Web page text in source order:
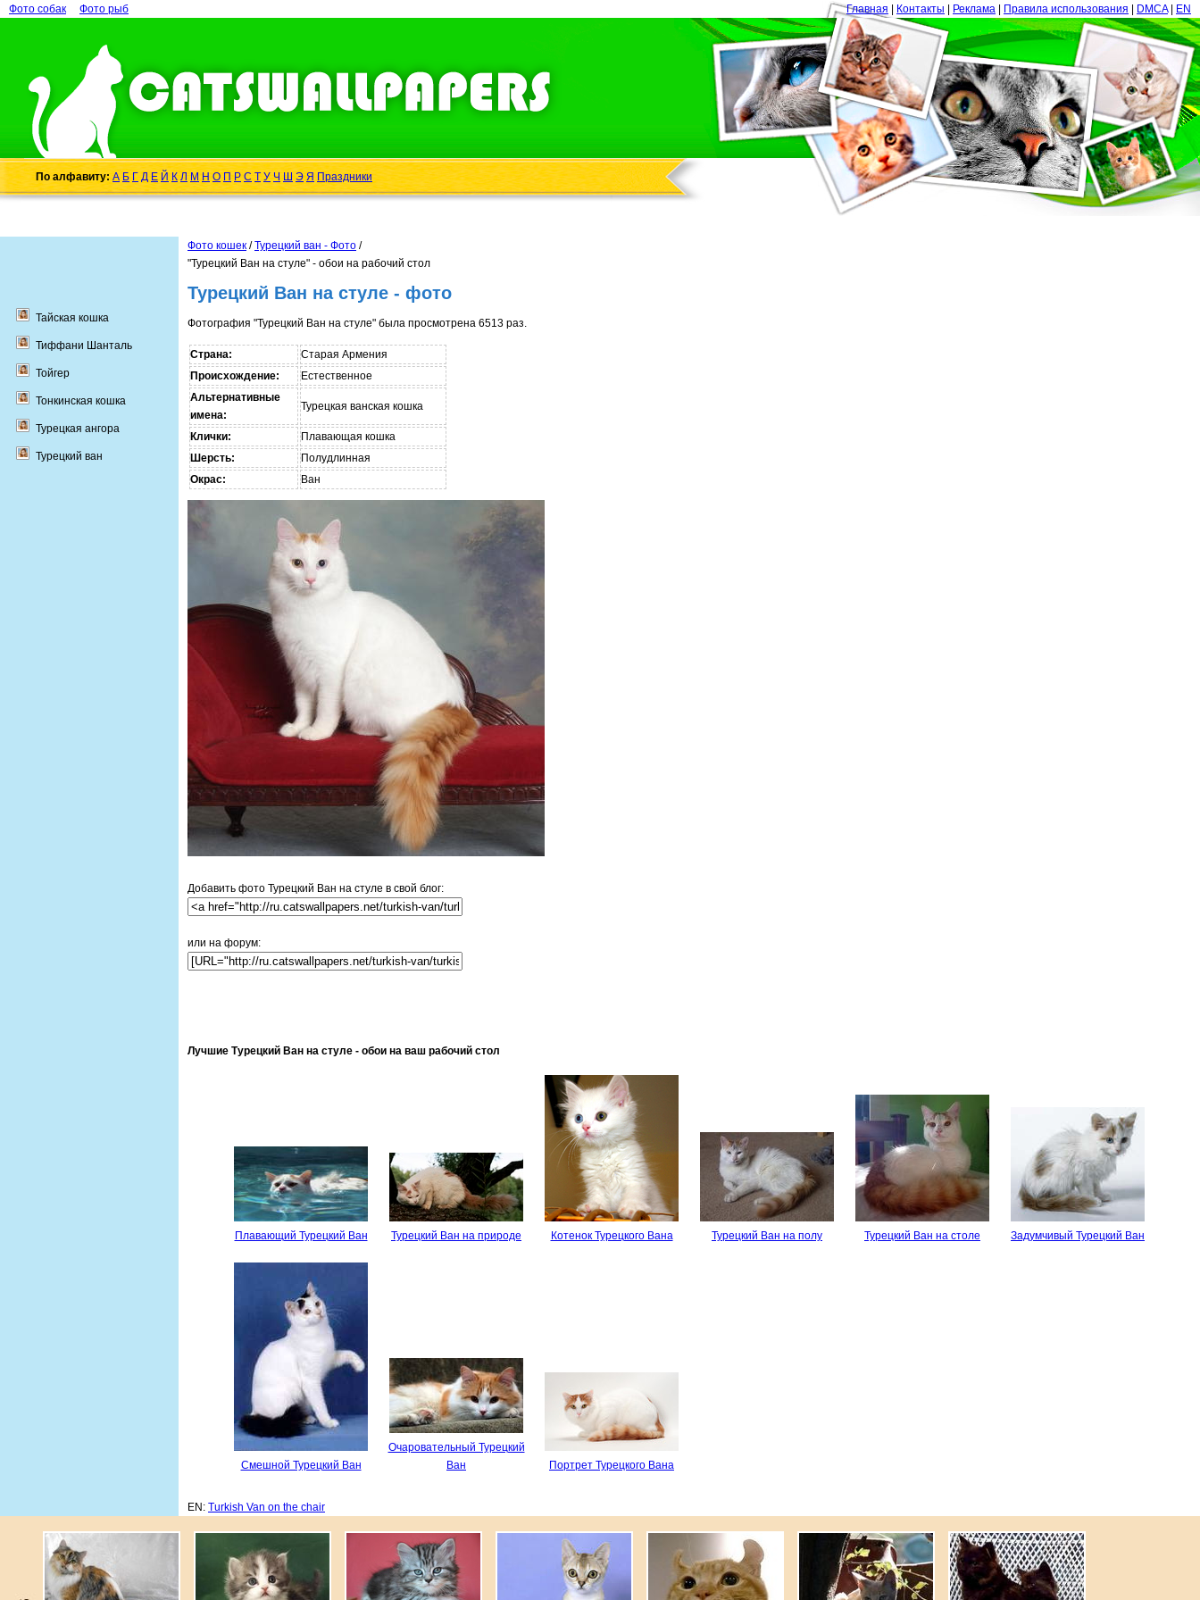
Главная Контакты Реклама Правила использования DMCA EN
Фото собак Фото рыб
По алфавиту: А Б Г Д Е Й К Л М Н О П Р С Т У Ч Ш Э Я Праздники
Фото кошек /Турецкий ван - Фото /
"Турецкий Ван на стуле" - обои на рабочий стол
Турецкий Ван на стуле - фото
Фотография "Турецкий Ван на стуле" была просмотрена 6513 раз.
Страна:
Старая Армения
Происхождение:
Естественное
Альтернативные
имена:
Турецкая ванская кошка
Клички:
Плавающая кошка
Шерсть:
Полудлинная
Окрас:
Ван
Добавить фото Турецкий Ван на стуле в свой блог:
или на форум:
Лучшие Турецкий Ван на стуле - обои на ваш рабочий стол
Плавающий Турецкий Ван Турецкий Ван на природе Котенок Турецкого Вана Турецкий Ван на полу Турецкий Ван на столе Задумчивый Турецкий Ван
Смешной Турецкий Ван
Очаровательный Турецкий
Ван
Портрет Турецкого Вана
EN: Turkish Van on the chair
Тайская кошка
Тиффани Шанталь
Тойгер
Тонкинская кошка
Турецкая ангора
Турецкий ван